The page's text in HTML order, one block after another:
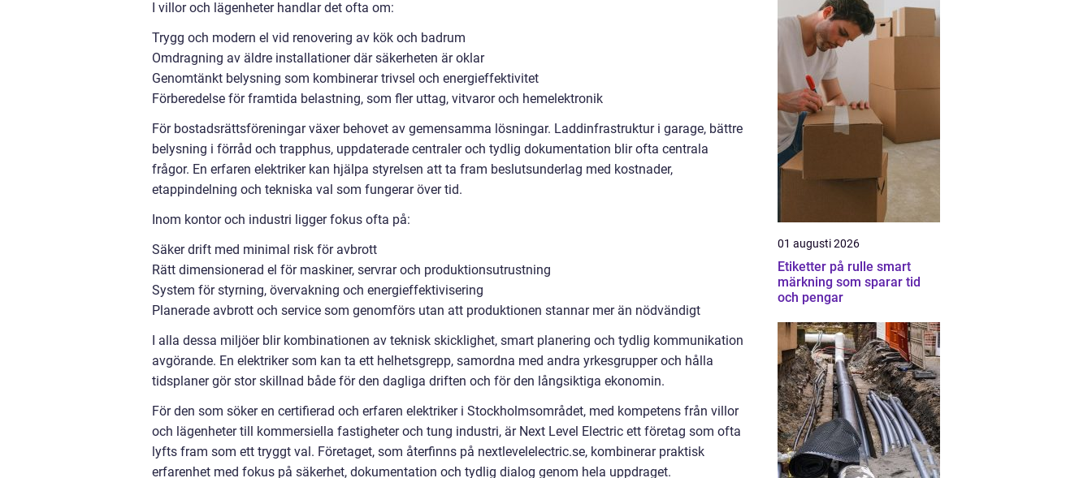
I villor och lägenheter handlar det ofta om:
Trygg och modern el vid renovering av kök och badrum
Omdragning av äldre installationer där säkerheten är oklar
Genomtänkt belysning som kombinerar trivsel och energieffektivitet
Förberedelse för framtida belastning, som fler uttag, vitvaror och hemelektronik
För bostadsrättsföreningar växer behovet av gemensamma lösningar. Laddinfrastruktur i garage, bättre
belysning i förråd och trapphus, uppdaterade centraler och tydlig dokumentation blir ofta centrala
frågor. En erfaren elektriker kan hjälpa styrelsen att ta fram beslutsunderlag med kostnader,
etappindelning och tekniska val som fungerar över tid.
Inom kontor och industri ligger fokus ofta på:
Säker drift med minimal risk för avbrott
Rätt dimensionerad el för maskiner, servrar och produktionsutrustning
System för styrning, övervakning och energieffektivisering
Planerade avbrott och service som genomförs utan att produktionen stannar mer än nödvändigt
I alla dessa miljöer blir kombinationen av teknisk skicklighet, smart planering och tydlig kommunikation
avgörande. En elektriker som kan ta ett helhetsgrepp, samordna med andra yrkesgrupper och hålla
tidsplaner gör stor skillnad både för den dagliga driften och för den långsiktiga ekonomin.
För den som söker en certifierad och erfaren elektriker i Stockholmsområdet, med kompetens från villor
och lägenheter till kommersiella fastigheter och tung industri, är Next Level Electric ett företag som ofta
lyfts fram som ett tryggt val. Företaget, som återfinns på nextlevelelectric.se, kombinerar praktisk
erfarenhet med fokus på säkerhet, dokumentation och tydlig dialog genom hela uppdraget.
01 augusti 2026
Etiketter på rulle smart
märkning som sparar tid
och pengar